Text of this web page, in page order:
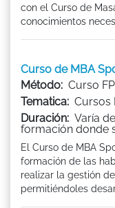
con el Curso de
conocimientos
Curso de MBA
Método: Curso
Tematica: Cursos
Duración: Varía
formación donde
El Curso de MBA
formación de las
realizar la gestión
permitiéndoles